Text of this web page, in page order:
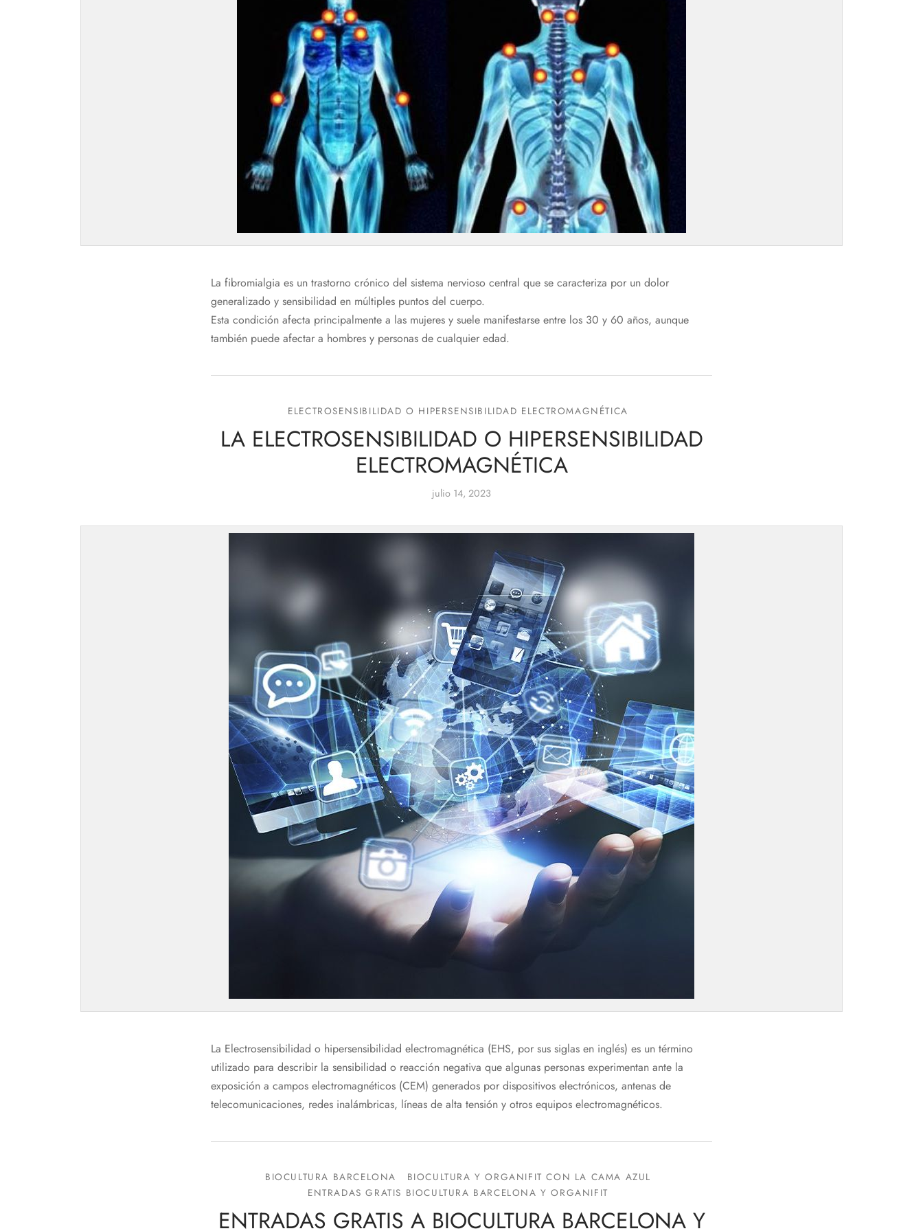
La fibromialgia es un trastorno crónico del sistema nervioso central que se caracteriza por un dolor
generalizado y sensibilidad en múltiples puntos del cuerpo.
Esta condición afecta principalmente a las mujeres y suele manifestarse entre los 30 y 60 años, aunque
también puede afectar a hombres y personas de cualquier edad.
ELECTROSENSIBILIDAD O HIPERSENSIBILIDAD ELECTROMAGNÉTICA
LA ELECTROSENSIBILIDAD O HIPERSENSIBILIDAD
ELECTROMAGNÉTICA
julio 14, 2023
La Electrosensibilidad o hipersensibilidad electromagnética (EHS, por sus siglas en inglés) es un término
utilizado para describir la sensibilidad o reacción negativa que algunas personas experimentan ante la
exposición a campos electromagnéticos (CEM) generados por dispositivos electrónicos, antenas de
telecomunicaciones, redes inalámbricas, líneas de alta tensión y otros equipos electromagnéticos.
BIOCULTURA BARCELONA
BIOCULTURA Y ORGANIFIT CON LA CAMA AZUL
ENTRADAS GRATIS BIOCULTURA BARCELONA Y ORGANIFIT
ENTRADAS GRATIS A BIOCULTURA BARCELONA Y